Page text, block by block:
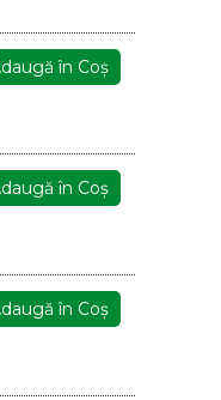
în Coş
în Coş
în Coş